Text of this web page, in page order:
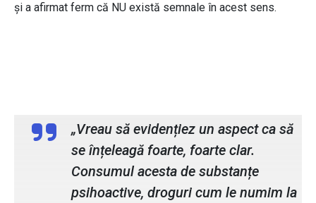
și a afirmat ferm că NU există semnale în acest sens.
„Vreau să evidențiez un aspect ca să
se înțeleagă foarte, foarte clar.
Consumul acesta de substanțe
psihoactive, droguri cum le numim la